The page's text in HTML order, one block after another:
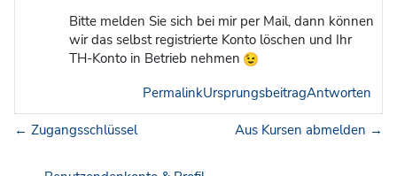
Bitte melden Sie sich bei mir per Mail, dann können
wir das selbst registrierte Konto löschen und Ihr
TH-Konto in Betrieb nehmen
PermalinkUrsprungsbeitragAntworten
← Zugangsschlüssel Aus Kursen abmelden →